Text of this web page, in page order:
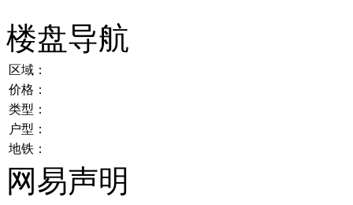
楼盘导航
区域：
价格：
类型：
户型：
地铁：
网易声明